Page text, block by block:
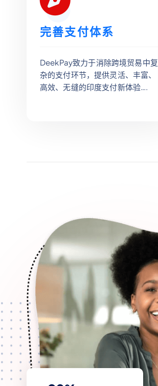
完善支付体系
DeekPay致力于消除跨境贸易中复
杂的支付环节，提供灵活、丰富、
高效、无缝的印度支付新体验….